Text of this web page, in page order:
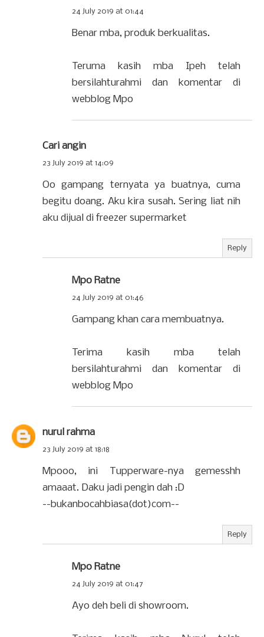
24 July 2019 at 01:44
Benar mba, produk berkualitas.
Teruma kasih mba Ipeh telah
bersilahturahmi dan komentar di
webblog Mpo
Cari angin
23 July 2019 at 14:09
Oo gampang ternyata ya buatnya, cuma
begitu doang. Aku kira susah. Sering liat nih
aku dijual di freezer supermarket
Reply
Mpo Ratne
24 July 2019 at 01:46
Gampang khan cara membuatnya.
Terima kasih mba telah
bersilahturahmi dan komentar di
webblog Mpo
nurul rahma
23 July 2019 at 18:18
Mpooo, ini Tupperware-nya gemesshh
amaaat. Daku jadi pengin dah :D
--bukanbocahbiasa(dot)com--
Reply
Mpo Ratne
24 July 2019 at 01:47
Ayo deh beli di showroom.